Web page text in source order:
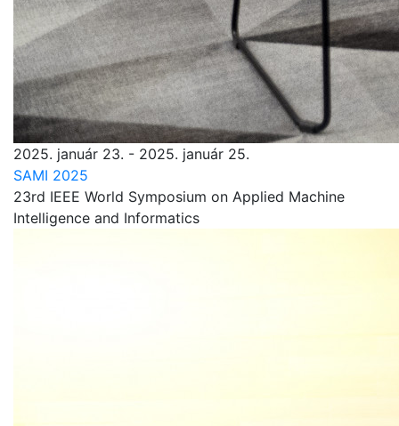
2025. január 23. - 2025. január 25.
SAMI 2025
23rd IEEE World Symposium on Applied Machine
Intelligence and Informatics